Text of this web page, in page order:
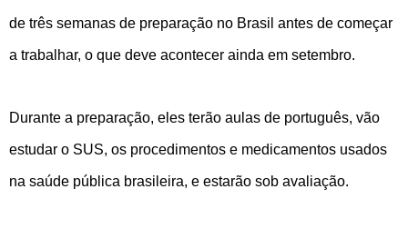
de três semanas de preparação no Brasil antes de começar
a trabalhar, o que deve acontecer ainda em setembro.
Durante a preparação, eles terão aulas de português, vão
estudar o SUS, os procedimentos e medicamentos usados
na saúde pública brasileira, e estarão sob avaliação.